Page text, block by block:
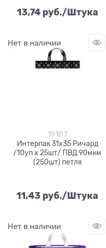
13,74 руб./Штука
Нет в наличии
19107
Интерпак 31х35 Ричард
/10уп х 25шт/ ПВД 90мкм
(250шт) петля
11,43 руб./Штука
Нет в наличии